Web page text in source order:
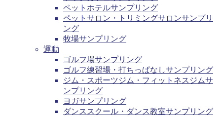
ペットホテルサンプリング
ペットサロン・トリミングサロンサンプリ
ング
牧場サンプリング
運動
ゴルフ場サンプリング
ゴルフ練習場・打ちっぱなしサンプリング
ジム・スポーツジム・フィットネスジムサ
ンプリング
ヨガサンプリング
ダンススクール・ダンス教室サンプリング